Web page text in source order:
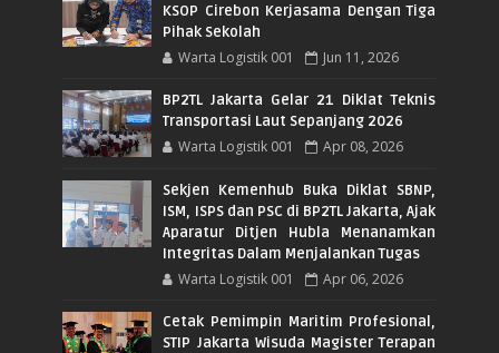
KSOP Cirebon Kerjasama Dengan Tiga
Pihak Sekolah
Warta Logistik 001 Jun 11, 2026
BP2TL Jakarta Gelar 21 Diklat Teknis
Transportasi Laut Sepanjang 2026
Warta Logistik 001 Apr 08, 2026
Sekjen Kemenhub Buka Diklat SBNP,
ISM, ISPS dan PSC di BP2TL Jakarta, Ajak
Aparatur Ditjen Hubla Menanamkan
Integritas Dalam Menjalankan Tugas
Warta Logistik 001 Apr 06, 2026
Cetak Pemimpin Maritim Profesional,
STIP Jakarta Wisuda Magister Terapan